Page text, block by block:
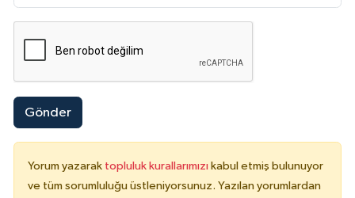
Gönder
Yorum yazarak topluluk kurallarımızı kabul etmiş bulunuyor
ve tüm sorumluluğu üstleniyorsunuz. Yazılan yorumlardan